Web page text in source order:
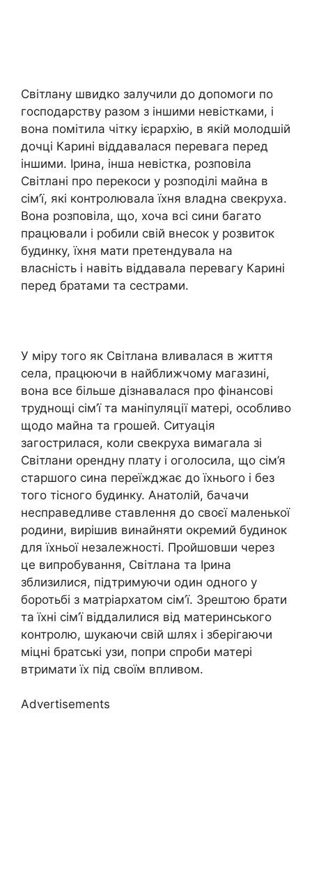
Світлану швидко залучили до допомоги по
господарству разом з іншими невістками, і
вона помітила чітку ієрархію, в якій молодшій
дочці Карині віддавалася перевага перед
іншими. Ірина, інша невістка, розповіла
Світлані про перекоси у розподілі майна в
сім’ї, які контролювала їхня владна свекруха.
Вона розповіла, що, хоча всі сини багато
працювали і робили свій внесок у розвиток
будинку, їхня мати претендувала на
власність і навіть віддавала перевагу Карині
перед братами та сестрами.
У міру того як Світлана вливалася в життя
села, працюючи в найближчому магазині,
вона все більше дізнавалася про фінансові
труднощі сім’ї та маніпуляції матері, особливо
щодо майна та грошей. Ситуація
загострилася, коли свекруха вимагала зі
Світлани орендну плату і оголосила, що сім’я
старшого сина переїжджає до їхнього і без
того тісного будинку. Анатолій, бачачи
несправедливе ставлення до своєї маленької
родини, вирішив винайняти окремий будинок
для їхньої незалежності. Пройшовши через
це випробування, Світлана та Ірина
зблизилися, підтримуючи один одного у
боротьбі з матріархатом сім’ї. Зрештою брати
та їхні сім’ї віддалилися від материнського
контролю, шукаючи свій шлях і зберігаючи
міцні братські узи, попри спроби матері
втримати їх під своїм впливом.
Advertisements